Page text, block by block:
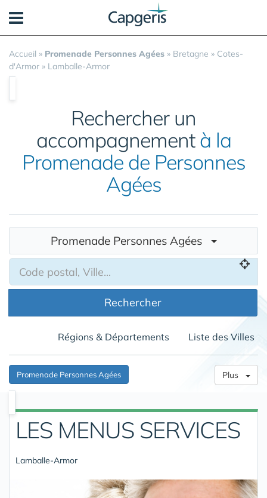
Accueil » Promenade Personnes Agées » Bretagne » Cotes-
d'Armor » Lamballe-Armor
Rechercher un
accompagnementà la
Promenade de Personnes
Agées
Promenade Personnes Agées
Rechercher
Régions & Départements Liste des Villes
Promenade Personnes Agées Plus
LES MENUS SERVICES
Lamballe-Armor